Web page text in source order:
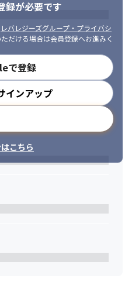
録が必要です
レバレジーズグループ・プライバシ
だける場合は会員登録へお進みく
で登録
インアップ
こちら